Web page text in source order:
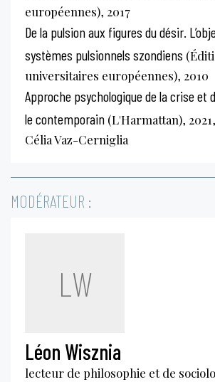
européennes), 2017
De la pulsion aux figures du désir.
systèmes pulsionnels szondiens
universitaires européennes), 2010
Approche psychologique de la crise et
le contemporain (L'Harmattan),
Célia Vaz-Cerniglia
MODÉRATEUR :
LW
Léon Wisznia
lecteur de philosophie et de